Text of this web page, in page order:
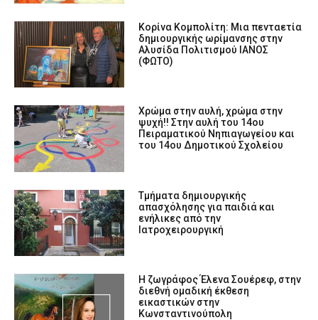
Κορίνα Κομπολίτη: Μια πενταετία
δημιουργικής ωρίμανσης στην
Αλυσίδα Πολιτισμού ΙΑΝΟΣ
(ΦΩΤΟ)
Χρώμα στην αυλή, χρώμα στην
ψυχή!! Στην αυλή του 14ου
Πειραματικού Νηπιαγωγείου και
του 14ου Δημοτικού Σχολείου
Τμήματα δημιουργικής
απασχόλησης για παιδιά και
ενήλικες από την
Ιατροχειρουργική
Η ζωγράφος Έλενα Σουέρεφ, στην
διεθνή ομαδική έκθεση
εικαστικών στην
Κωνσταντινούπολη